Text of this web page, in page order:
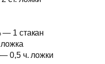
1 стакан
0,5 ч. ложки